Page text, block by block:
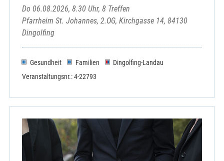
Train-St. Michael
Volkenschwand-St. Ägidius
Weltenburg-St. Georg
KEB im Bistum Regensburg
Do 06.08.2026, 8.30 Uhr, 8 Treffen
Pfarrheim St. Johannes, 2.OG, Kirchgasse 14, 84130
Dingolfing
Gesundheit Familien
Dingolfing-Landau
Veranstaltungsnr.: 4-22793